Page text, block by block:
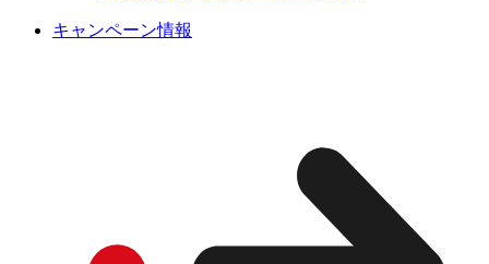
キャンペーン情報